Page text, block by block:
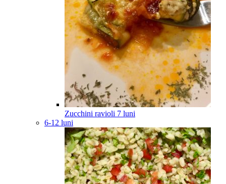
Zucchini ravioli 7 luni
6-12 luni